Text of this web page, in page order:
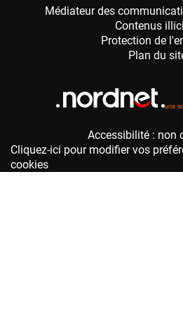
Accessibilité : non
Cliquez-ici pour modifier vos
cookies